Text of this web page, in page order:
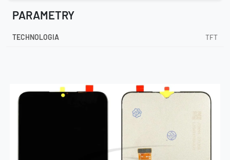
PARAMETRY
TECHNOLOGIA TFT